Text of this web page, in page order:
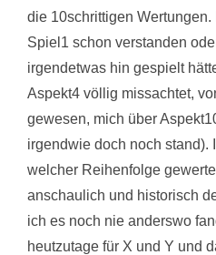
die 10schrittigen
Spiel1 schon verstanden
irgendetwas hin gespielt
Aspekt4 völlig missachtet,
gewesen, mich über
irgendwie doch noch stand).
welcher Reihenfolge
anschaulich und historisch
ich es noch nie anderswo
heutzutage für X und Y und